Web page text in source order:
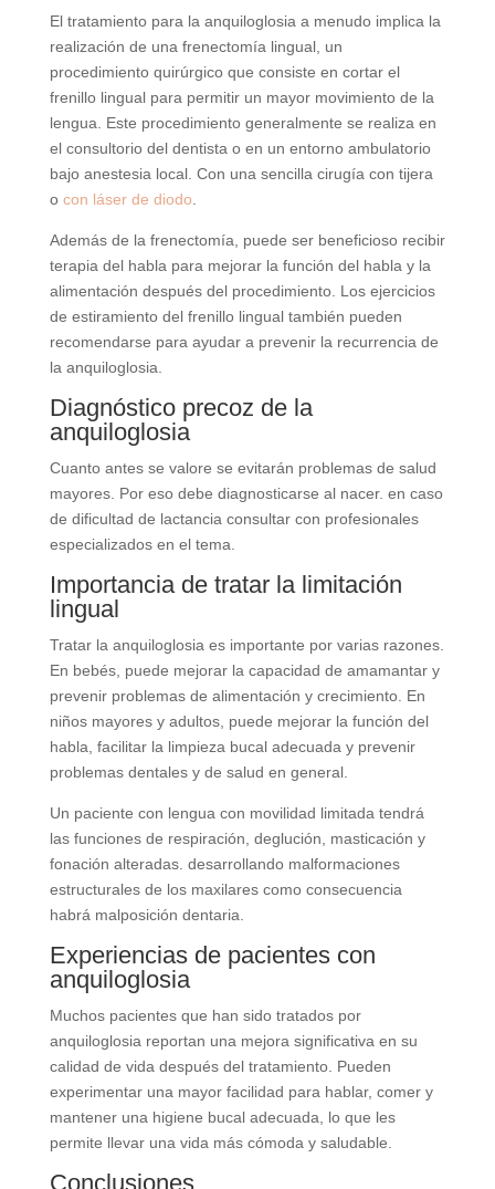
El tratamiento para la anquiloglosia a menudo implica la
realización de una frenectomía lingual, un
procedimiento quirúrgico que consiste en cortar el
frenillo lingual para permitir un mayor movimiento de la
lengua. Este procedimiento generalmente se realiza en
el consultorio del dentista o en un entorno ambulatorio
bajo anestesia local. Con una sencilla cirugía con tijera
o con láser de diodo
Además de la frenectomía, puede ser beneficioso recibir
terapia del habla para mejorar la función del habla y la
alimentación después del procedimiento. Los ejercicios
de estiramiento del frenillo lingual también pueden
recomendarse para ayudar a prevenir la recurrencia de
la anquiloglosia.
Diagnóstico precoz de la
anquiloglosia
Cuanto antes se valore se evitarán problemas de salud
mayores. Por eso debe diagnosticarse al nacer. en caso
de dificultad de lactancia consultar con profesionales
especializados en el tema.
Importancia de tratar la limitación
lingual
Tratar la anquiloglosia es importante por varias razones.
En bebés, puede mejorar la capacidad de amamantar y
prevenir problemas de alimentación y crecimiento. En
niños mayores y adultos, puede mejorar la función del
habla, facilitar la limpieza bucal adecuada y prevenir
problemas dentales y de salud en general.
Un paciente con lengua con movilidad limitada tendrá
las funciones de respiración, deglución, masticación y
fonación alteradas. desarrollando malformaciones
estructurales de los maxilares como consecuencia
habrá malposición dentaria.
Experiencias de pacientes con
anquiloglosia
Muchos pacientes que han sido tratados por
anquiloglosia reportan una mejora significativa en su
calidad de vida después del tratamiento. Pueden
experimentar una mayor facilidad para hablar, comer y
mantener una higiene bucal adecuada, lo que les
permite llevar una vida más cómoda y saludable.
Conclusiones